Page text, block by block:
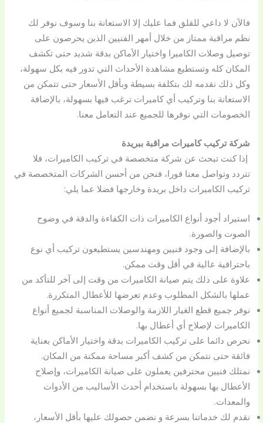
فالآن لا داعي للقلق فما عليك إلا الاستعانة بنا وسوف نوفر لك
نظم مراقبة ممتاز من خلال أمهر الفنيين الذين يحرصون على
توصيل وصلات الكاميرا واختيار الأماكن بدقة شديد حتى تكشف
المكان كله وتستطيع مشاهدة الأحداث التي تدور فيه بكل سهولة،
وكل ذلك نقدمه لك بتكلفة بسيطة وبأقل الأسعار حتى تتمكن من
الاستعانة بنا وتركيب أي كاميرات ترغب فيها بسهولة، بالإضافة
الخصومات التي نوفرها للجميع عند التعامل معنا.
شركة تركيب كاميرات مراقبة ببريدة
إذا كنت تبحث عن شركة متخصصة في تركيب الكاميرات، فلا
تتردد وتواصل معنا فورا، فنحن من أحسن الشركات المتخصصة في
تركيب الكاميرات داخل بريدة وخارجها فضلا عما يلي:
استيراد أجود أنواع الكاميرات ذات الكفاءة والدقة في وضوح
الصوت والصورة.
بالإضافة إلى وجود فنيين ومهندسين يستطيعون تركيب أي نوع
باحترافية عالية في أقل وقت ممكن.
علاوة على ذلك يتم صيانة الكاميرات من وقت إلى آخر للتأكد من
عملها بالشكل المطلوب وعدم تعرضها للأعطال المتكررة.
نوفر جميع قطع الغيار اللازمة والوصلات المناسبة لجميع أنواع
الكاميرات لإصلاح أي أعطال بها.
نحرص دائما على تركيب الكاميرات بدقة واختيار الأماكن بعناية
فائقة حتى نتمكن من كشف أكبر مساحة ممكنة من المكان.
نمتلك فنيين محترفين يعملون على صيانة الكاميرات، وإصلاح
الأعطال بها بسهولة باستخدام أحدث الأساليب من الأدوات
والمعدات.
نقدم لك خدماتنا بسرعة و نضمن حصولك عليها بأقل الأسعار،